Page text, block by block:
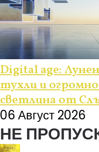
Digital age:
тухли и огромно
светлина от
06 Август 2026
НЕ